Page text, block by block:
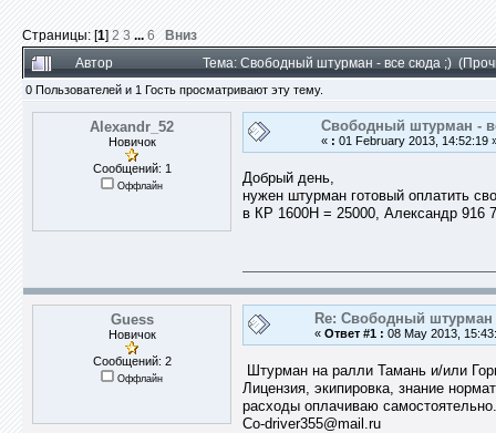
Страницы: [1] 2 3 ... 6
Вниз
Автор
Тема: Свободный штурман - все сюда ;)
0 Пользователей и 1 Гость просматривают эту тему.
Alexandr_52
Новичок
Сообщений: 1
Оффлайн
Свободный штурман -
« : 01 February 2013, 14:52:19
Добрый день,
нужен штурман готовый оплатить
в КР 1600Н = 25000, Александр 916
Guess
Новичок
Сообщений: 2
Оффлайн
Re: Свободный штурман
« Ответ #1 : 08 May 2013,
Штурман на ралли Тамань и/или
Лицензия, экипировка, знание
расходы оплачиваю
Co-driver35​5@mail.ru